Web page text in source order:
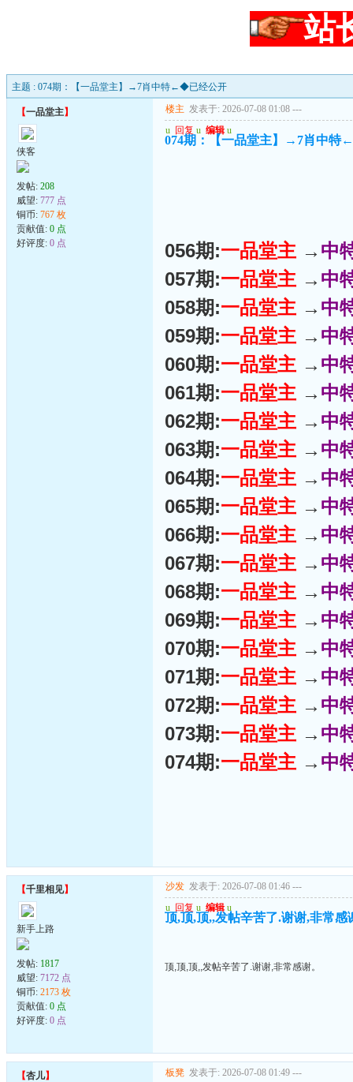
站
主题 : 074期：【一品堂主】→7肖中特←◆已经公开
【一品堂主】
侠客
发帖: 208
威望: 777 点
铜币: 767 枚
贡献值: 0 点
好评度: 0 点
楼主 发表于: 2026-07-08 01:08 ---
u 回复 u 编辑 u
074期：【一品堂主】→7肖中特
056期:一品堂主 → 中
057期:一品堂主 → 中
058期:一品堂主 → 中
059期:一品堂主 → 中
060期:一品堂主 → 中
061期:一品堂主 → 中
062期:一品堂主 → 中
063期:一品堂主 → 中
064期:一品堂主 → 中
065期:一品堂主 → 中
066期:一品堂主 → 中
067期:一品堂主 → 中
068期:一品堂主 → 中
069期:一品堂主 → 中
070期:一品堂主 → 中
071期:一品堂主 → 中
072期:一品堂主 → 中
073期:一品堂主 → 中
074期:一品堂主 → 中
【千里相见】
新手上路
发帖: 1817
威望: 7172 点
铜币: 2173 枚
贡献值: 0 点
好评度: 0 点
沙发 发表于: 2026-07-08 01:46 ---
u 回复 u 编辑 u
顶,顶,顶,,发帖辛苦了.谢谢,非常感
顶,顶,顶,,发帖辛苦了.谢谢,非常感谢。
【杏儿】 板凳 发表于: 2026-07-08 01:49 ---